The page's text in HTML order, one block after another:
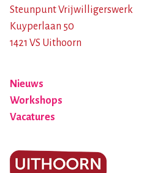
Steunpunt Vrijwilligerswerk
Kuyperlaan 50
1421 VS Uithoorn
Nieuws
Workshops
Vacatures